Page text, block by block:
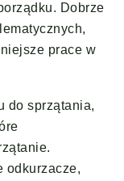
Dobrze
prace w
do sprzątania,
odkurzacze,